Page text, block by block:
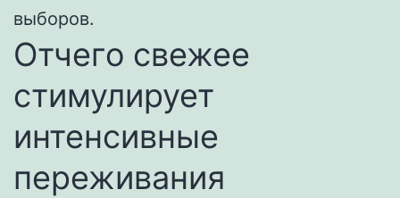
выборов.
Отчего свежее
стимулирует
интенсивные
переживания